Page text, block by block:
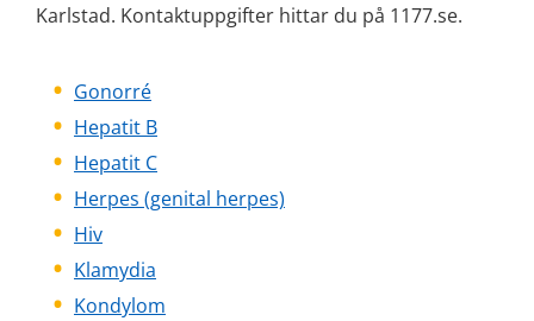
Karlstad. Kontaktuppgifter hittar du på 1177.se.
Gonorré
Hepatit B
Hepatit C
Herpes (genital herpes)
Hiv
Klamydia
Kondylom